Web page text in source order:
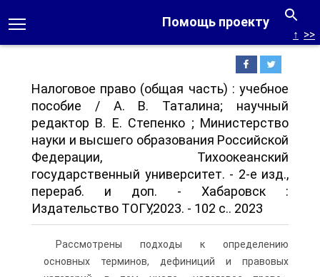
Помощь проекту
↑ >>
Налоговое право (общая часть) : учебное
пособие / А. В. Таталина; научный
редактор В. Е. Степенко ; Министерство
науки и высшего образования Российской
Федерации, Тихоокеанский
государственный университет. - 2-е изд.,
перераб. и доп. - Хабаровск :
Издательство ТОГУ,2023. - 102 с.. 2023
Рассмотрены подходы к определению
основных терминов, дефиниций и правовых